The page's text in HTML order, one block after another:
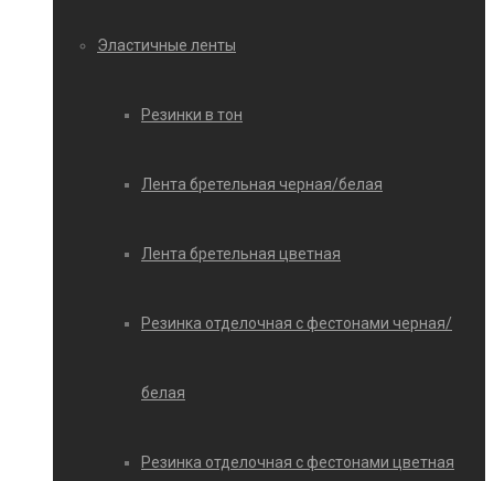
Эластичные ленты
Резинки в тон
Лента бретельная черная/белая
Лента бретельная цветная
Резинка отделочная с фестонами черная/
белая
Резинка отделочная с фестонами цветная